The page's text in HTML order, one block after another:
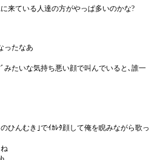
来ている人達の方がやっぱ多いのかな?
ったなあ
みたいな気持ち悪い顔で叫んでいると､誰一
ひんむき｣でｲｶﾚﾀ顔して俺を睨みながら歌っ